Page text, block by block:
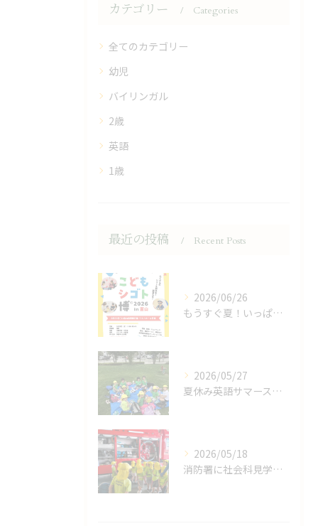
カテゴリー Categories
全てのカテゴリー
幼児
バイリンガル
2歳
英語
1歳
最近の投稿 Recent Posts
2026/06/26
もうすぐ夏！いっぱい体験の夏！
2026/05/27
夏休み英語サマースクールで英語力UP
2026/05/18
消防署に社会科見学に行ってきました！